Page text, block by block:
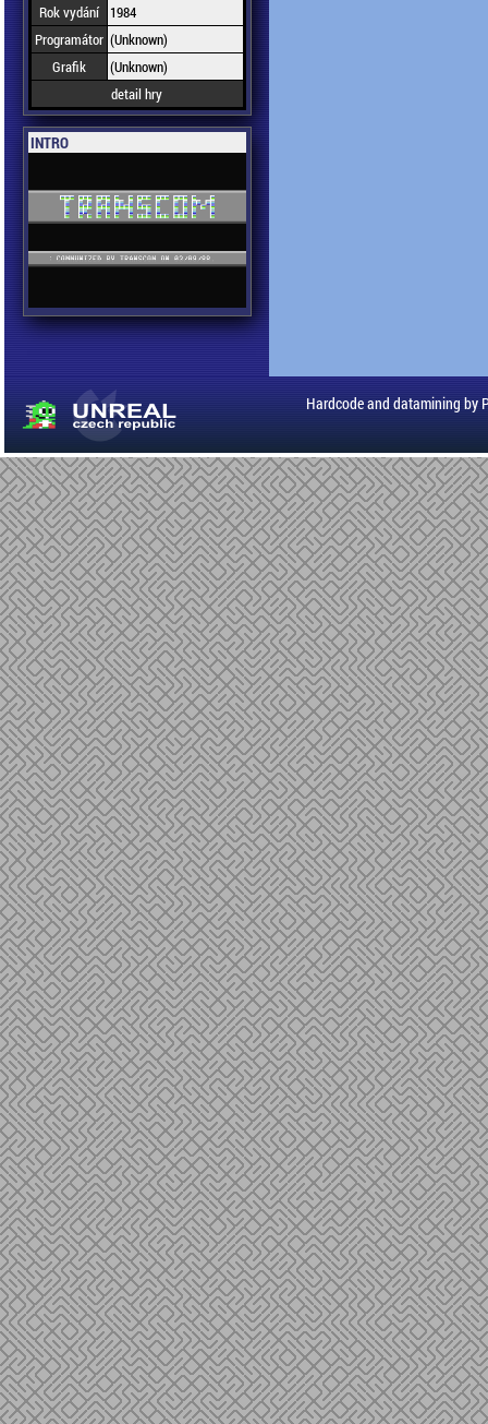
Rok vydání
1984
Programátor (Unknown)
Grafik
(Unknown)
detail hry
INTRO
Hardcode and datamining by